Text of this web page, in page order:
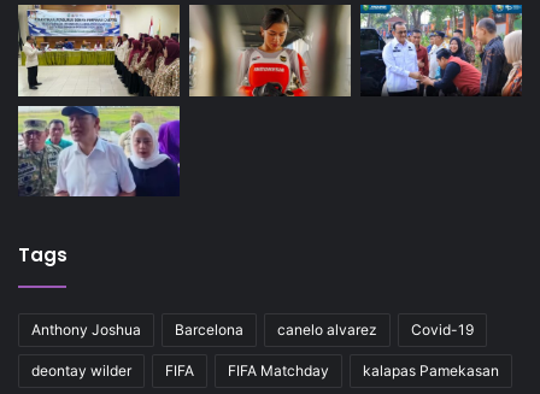
Tags
Anthony Joshua Barcelona canelo alvarez Covid-19
deontay wilder FIFA FIFA Matchday kalapas Pamekasan